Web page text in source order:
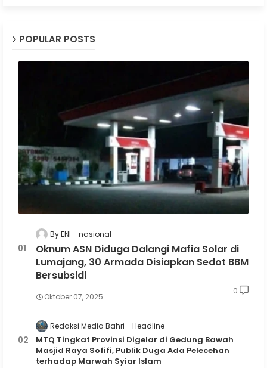
POPULAR POSTS
By ENI nasional
Oknum ASN Diduga Dalangi Mafia Solar di
Lumajang, 30 Armada Disiapkan Sedot BBM
Bersubsidi
Oktober 07, 2025
0
Redaksi Media Bahri Headline
MTQ Tingkat Provinsi Digelar di Gedung Bawah
Masjid Raya Sofifi, Publik Duga Ada Pelecehan
terhadap Marwah Syiar Islam